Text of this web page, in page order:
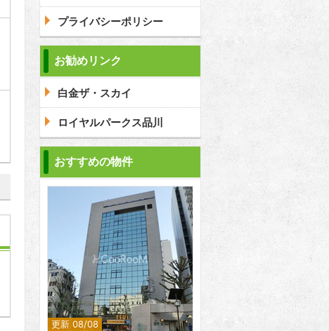
お問合わせ
プライバシーポリシー
お勧めリンク
白金ザ・スカイ
ロイヤルパークス品川
おすすめの物件
更新 08/08
2